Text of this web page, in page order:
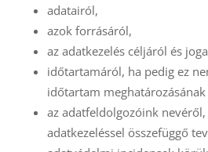
adatairól,
azok forrásáról,
az adatkezelés céljáról és
időtartamáról, ha pedig ez
időtartam
az adatfeldolgozóink
adatkezeléssel összefüggő